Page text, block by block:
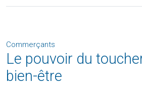
Commerçants
Le pouvoir du
bien-être